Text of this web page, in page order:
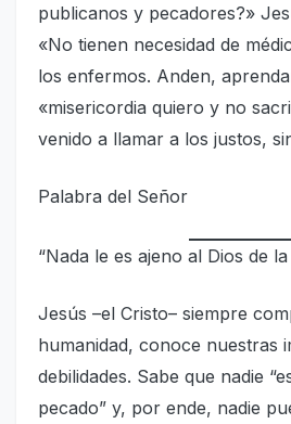
publicanos y pecadores?»
«No tienen necesidad de
los enfermos. Anden,
«misericordia quiero y no
venido a llamar a los justos,
Palabra del Señor
“Nada le es ajeno al Dios de la
Jesús –el Cristo– siempre
humanidad, conoce nuestras
debilidades. Sabe que nadie
pecado” y, por ende, nadie